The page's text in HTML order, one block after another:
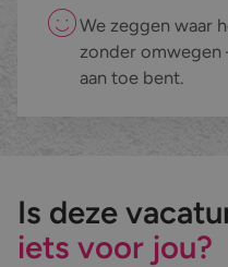
We zeggen waar
zonder
aan toe bent.
Is deze
iets voor jou?